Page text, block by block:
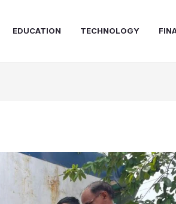
EDUCATION TECHNOLOGY